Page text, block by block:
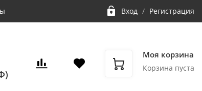
Вход / Регистрация
Моя корзина
Корзина пуста